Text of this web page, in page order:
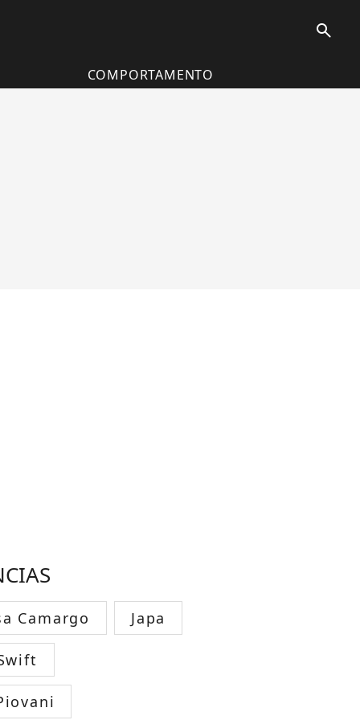
search
COMPORTAMENTO
Camargo Japa